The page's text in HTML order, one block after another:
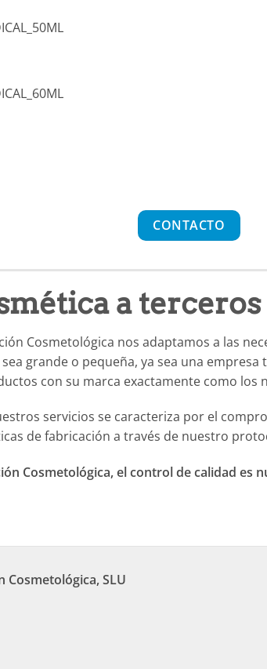
CONTACTO
a terceros
Cosmetológica nos adaptamos a las
sea grande o pequeña, ya sea una
con su marca exactamente como los
servicios se caracteriza por el
de fabricación a través de nuestro
Cosmetológica, el control de calidad es
SLU